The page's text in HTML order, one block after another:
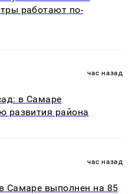
работают по-
час назад
в Самаре
развития района
час назад
Самаре выполнен на 85